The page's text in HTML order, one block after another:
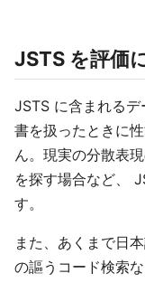
JSTS を評価
JSTS に含まれる
書を扱ったときに
ん。現実の分散表
を探す場合など、
す。
また、あくまで日
の謳うコード検索